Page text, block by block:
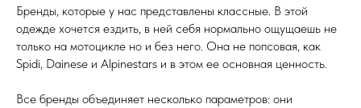
Бренды, которые у нас представлены классные. В этой
одежде хочется ездить, в ней себя нормально ощущаешь не
только на мотоцикле но и без него. Она не попсовая, как
Spidi, Dainese и Alpinestars и в этом ее основная ценность.
Все бренды объединяет несколько параметров: они